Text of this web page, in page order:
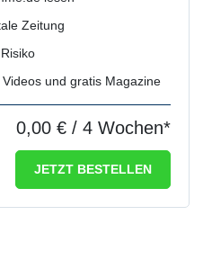
Zeitung
und gratis Magazine
0,00 € / 4 Wochen*
JETZT BESTELLEN